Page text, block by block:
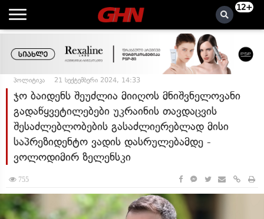
12+
პოლიტიკა 21 სექტემბერი 2024, 14:33
ჯო ბაიდენს შეუძლია მიიღოს მნიშვნელოვანი
გადაწყვეტილებები უკრაინის თავდაცვის
შესაძლებლობების გასაძლიერებლად მისი
საპრეზიდენტო ვადის დასრულებამდე -
ვოლოდიმირ ზელენსკი
755